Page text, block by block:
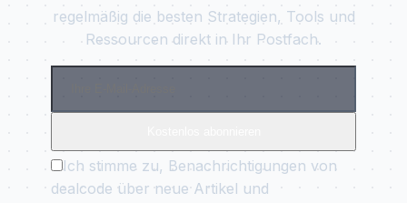
regelmäßig die besten Strategien, Tools und
Ressourcen direkt in Ihr Postfach.
Ich stimme zu, Benachrichtigungen von
dealcode über neue Artikel und